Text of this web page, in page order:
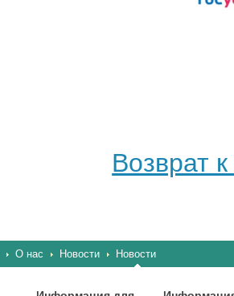
Возврат к
О нас Новости Новости